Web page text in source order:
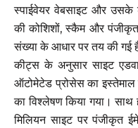
स्पाईवेयर वेबसाइट और
की कोशिशों, स्कैम और
संख्या के आधार पर तय की गई
कीट्स के अनुसार साइट
ऑटोमेटेड प्रोसेस का इस्तेमाल
का विश्लेषण किया गया।
मिलियन साइट पर पंजीकृत